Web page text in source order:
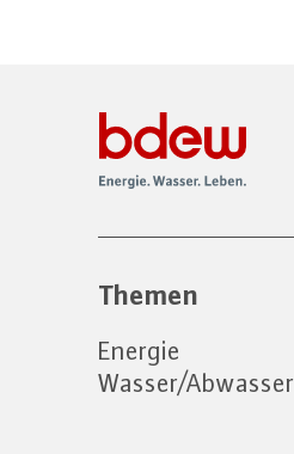
Themen
Energie
Wasser/Abwasser